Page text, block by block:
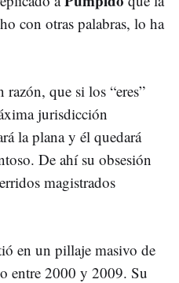
con otras palabras, lo ha
razón, que si los “eres”
jurisdicción
la plana y él quedará
De ahí su obsesión
magistrados
en un pillaje masivo de
entre 2000 y 2009. Su